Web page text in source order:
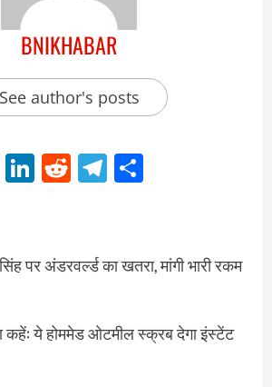
BNIKHABAR
See author's posts
X LinkedIn
RedditTelegram
पर अंडरवर्ल्ड का खतरा, मांगी भारी रकम
ये होममेड ओटमील स्क्रब देगा इंस्टेंट